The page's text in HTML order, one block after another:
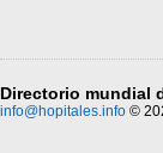
Directorio mundial
info@hopitales.info ©